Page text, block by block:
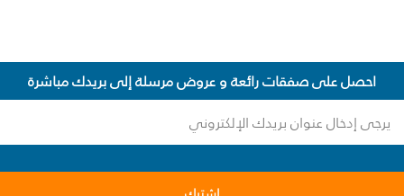
احصل على صفقات رائعة و عروض مرسلة إلى بريدك مباشرة